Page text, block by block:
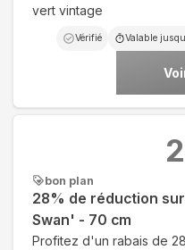
vert vintage
Vérifié Valable
bon plan
28% de réduction
Swan' - 70 cm
Profitez d'un rabais de